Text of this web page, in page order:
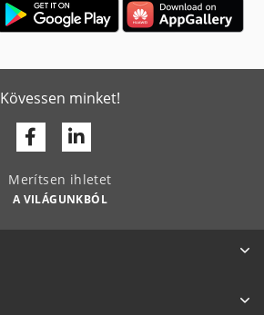
Kövessen minket!
FacebookLinkedin
Merítsen ihletet
A VILÁGUNKBÓL